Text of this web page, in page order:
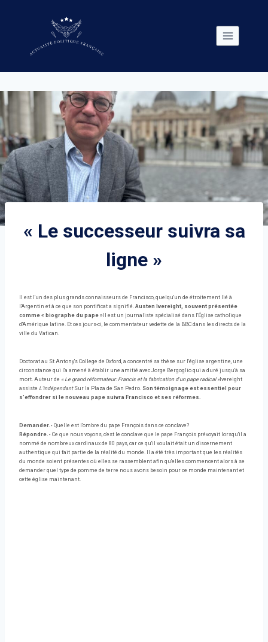
« Le successeur suivra sa
ligne »
Il est l'un des plus grands connaisseurs de Francisco, quelqu'un de étroitement lié à
l'Argentin et à ce que son pontificat a signifié. Austen Ivereight, souvent présentée
comme « biographe du pape » Il est un journaliste spécialisé dans l'Église catholique
d'Amérique latine. Et ces jours-ci, le commentateur vedette de la BBC dans les directs de la
ville du Vatican.
Doctorat au St Antony's College de Oxford, a concentré sa thèse sur l'église argentine, une
circonstance qui l'a amené à établir une amitié avec Jorge Bergoglio qui a duré jusqu'à sa
mort. Auteur de « Le grand réformateur: Francis et la fabrication d'un pape radical »Ivereight
assiste L'indépendantSur la Plaza de San Pedro. Son témoignage est essentiel pour
s'effondrer si le nouveau pape suivra Francisco et ses réformes.
Demander.- Quelle est l'ombre du pape François dans ce conclave?
Répondre.- Ce que nous voyons, c'est le conclave que le pape François prévoyait lorsqu'il a
nommé de nombreux cardinaux de 80 pays, car ce qu'il voulait était un discernement
authentique qui fait partie de la réalité du monde. Il a été très important que les réalités
du monde soient présentes où elles se rassemblent afin qu'elles commencent alors à se
demander quel type de pomme de terre nous avons besoin pour ce monde maintenant et
cette église maintenant.